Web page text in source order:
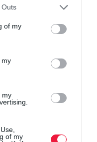
one or more Google
You may click to
its third-party tags to
in below Google
Outs
of my
my
my
of my
Erre tartunk